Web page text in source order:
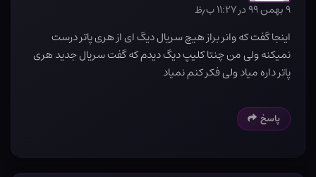
۹ بهمن ۹۹ در ۱۱:۲۷ ب٫ظ
اینجا گفت که وانر براز هیچ سریال دیگ ای از هری پاتر درست
نمیکنه ولی من چنتا کلیپ دیگ دیدم که گفت سریال جدید هری
پاتر داره میاد ولی فکر کنم نمیاد
پاسخ